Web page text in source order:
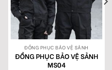
ĐỒNG PHỤC BẢO VỆ SẢNH
ĐỒNG PHỤC BẢO VỆ SẢNH
MS04